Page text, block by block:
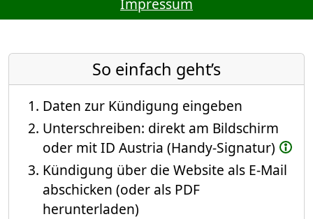
So einfach geht’s
Daten zur Kündigung eingeben
Unterschreiben: direkt am Bildschirm
oder mit ID Austria (Handy-Signatur)
Kündigung über die Website als E-Mail
abschicken (oder als PDF
herunterladen)